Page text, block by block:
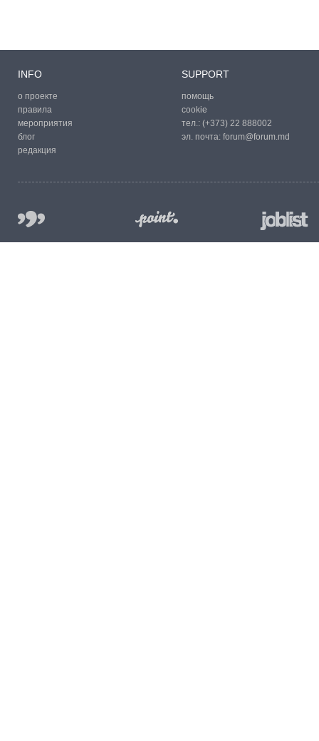
INFO
о проекте
правила
мероприятия
блог
редакция
SUPPORT
помощь
cookie
тел.: (+373) 22 888002
эл. почта: forum@forum.md